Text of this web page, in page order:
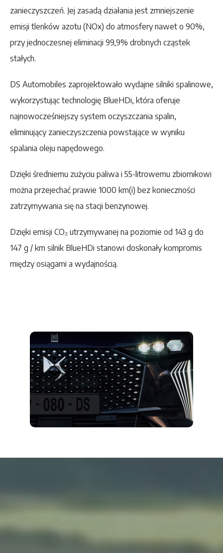
zanieczyszczeń. Jej zasadą działania jest zmniejszenie
emisji tlenków azotu (NOx) do atmosfery nawet o 90%,
przy jednoczesnej eliminacji 99,9% drobnych cząstek
stałych.
DS Automobiles zaprojektowało wydajne silniki spalinowe,
wykorzystując technologię BlueHDi, która oferuje
najnowocześniejszy system oczyszczania spalin,
eliminujący zanieczyszczenia powstające w wyniku
spalania oleju napędowego.
Dzięki średniemu zużyciu paliwa i 55-litrowemu zbiornikowi
można przejechać prawie 1000 km(i) bez konieczności
zatrzymywania się na stacji benzynowej.
Dzięki emisji CO₂ utrzymywanej na poziomie od 143 g do
147 g / km silnik BlueHDi stanowi doskonały kompromis
między osiągami a wydajnością.